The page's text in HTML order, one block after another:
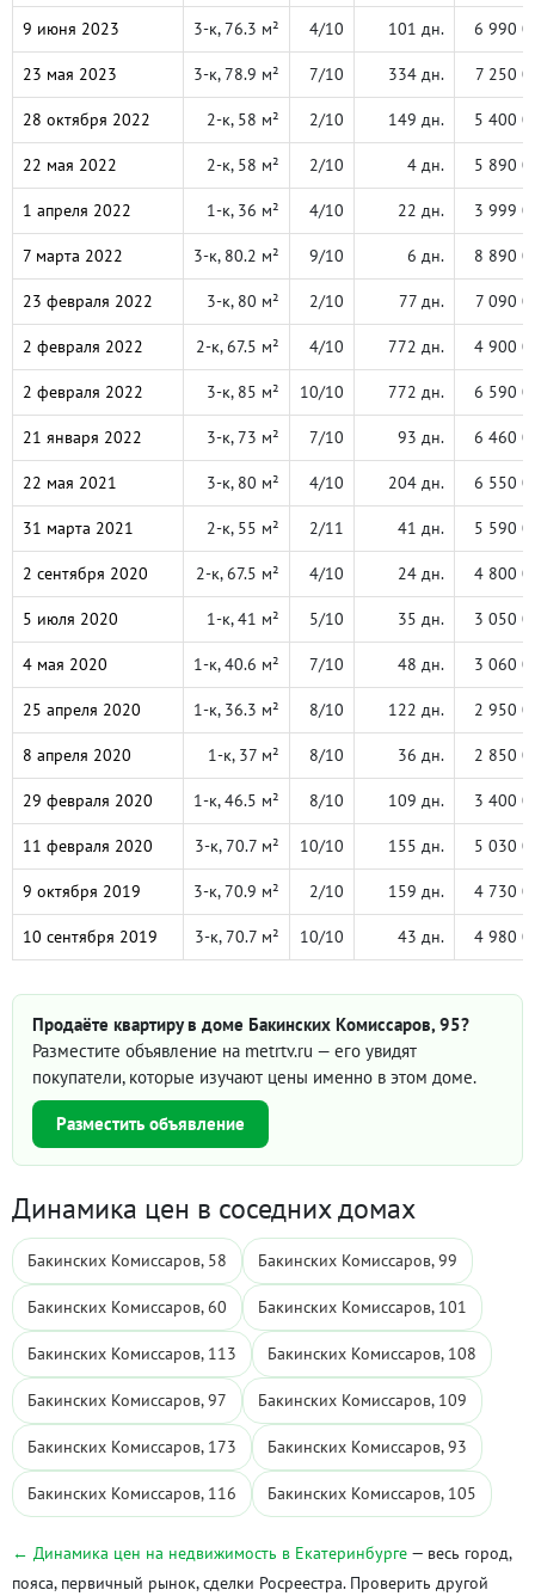
9 июня 2023 3-к, 76.3 м² 4/10 101 дн. 6 990
23 мая 2023 3-к, 78.9 м² 7/10 334 дн. 7 250
28 октября 2022 2-к, 58 м² 2/10 149 дн. 5 400
22 мая 2022 2-к, 58 м² 2/10 4 дн. 5 890
1 апреля 2022 1-к, 36 м² 4/10 22 дн. 3 999
7 марта 2022 3-к, 80.2 м² 9/10 6 дн. 8 890
23 февраля 2022 3-к, 80 м² 2/10 77 дн. 7 090
2 февраля 2022 2-к, 67.5 м² 4/10 772 дн. 4 900
2 февраля 2022 3-к, 85 м² 10/10 772 дн. 6 590
21 января 2022 3-к, 73 м² 7/10 93 дн. 6 460
22 мая 2021 3-к, 80 м² 4/10 204 дн. 6 550
31 марта 2021 2-к, 55 м² 2/11 41 дн. 5 590
2 сентября 2020 2-к, 67.5 м² 4/10 24 дн. 4 800
5 июля 2020 1-к, 41 м² 5/10 35 дн. 3 050
4 мая 2020 1-к, 40.6 м² 7/10 48 дн. 3 060
25 апреля 2020 1-к, 36.3 м² 8/10 122 дн. 2 950
8 апреля 2020 1-к, 37 м² 8/10 36 дн. 2 850
29 февраля 2020 1-к, 46.5 м² 8/10 109 дн. 3 400
11 февраля 2020 3-к, 70.7 м² 10/10 155 дн. 5 030
9 октября 2019 3-к, 70.9 м² 2/10 159 дн. 4 730
10 сентября 2019 3-к, 70.7 м² 10/10 43 дн. 4 980
Продаёте квартиру в доме Бакинских Комиссаров, 95?
Разместите объявление на metrtv.ru — его увидят
покупатели, которые изучают цены именно в этом доме.
Разместить объявление
Динамика цен в соседних домах
Бакинских Комиссаров, 58 Бакинских Комиссаров, 99
Бакинских Комиссаров, 60 Бакинских Комиссаров, 101
Бакинских Комиссаров, 113 Бакинских Комиссаров, 108
Бакинских Комиссаров, 97 Бакинских Комиссаров, 109
Бакинских Комиссаров, 173 Бакинских Комиссаров, 93
Бакинских Комиссаров, 116 Бакинских Комиссаров, 105
← Динамика цен на недвижимость в Екатеринбурге — весь город,
пояса, первичный рынок, сделки Росреестра. Проверить другой